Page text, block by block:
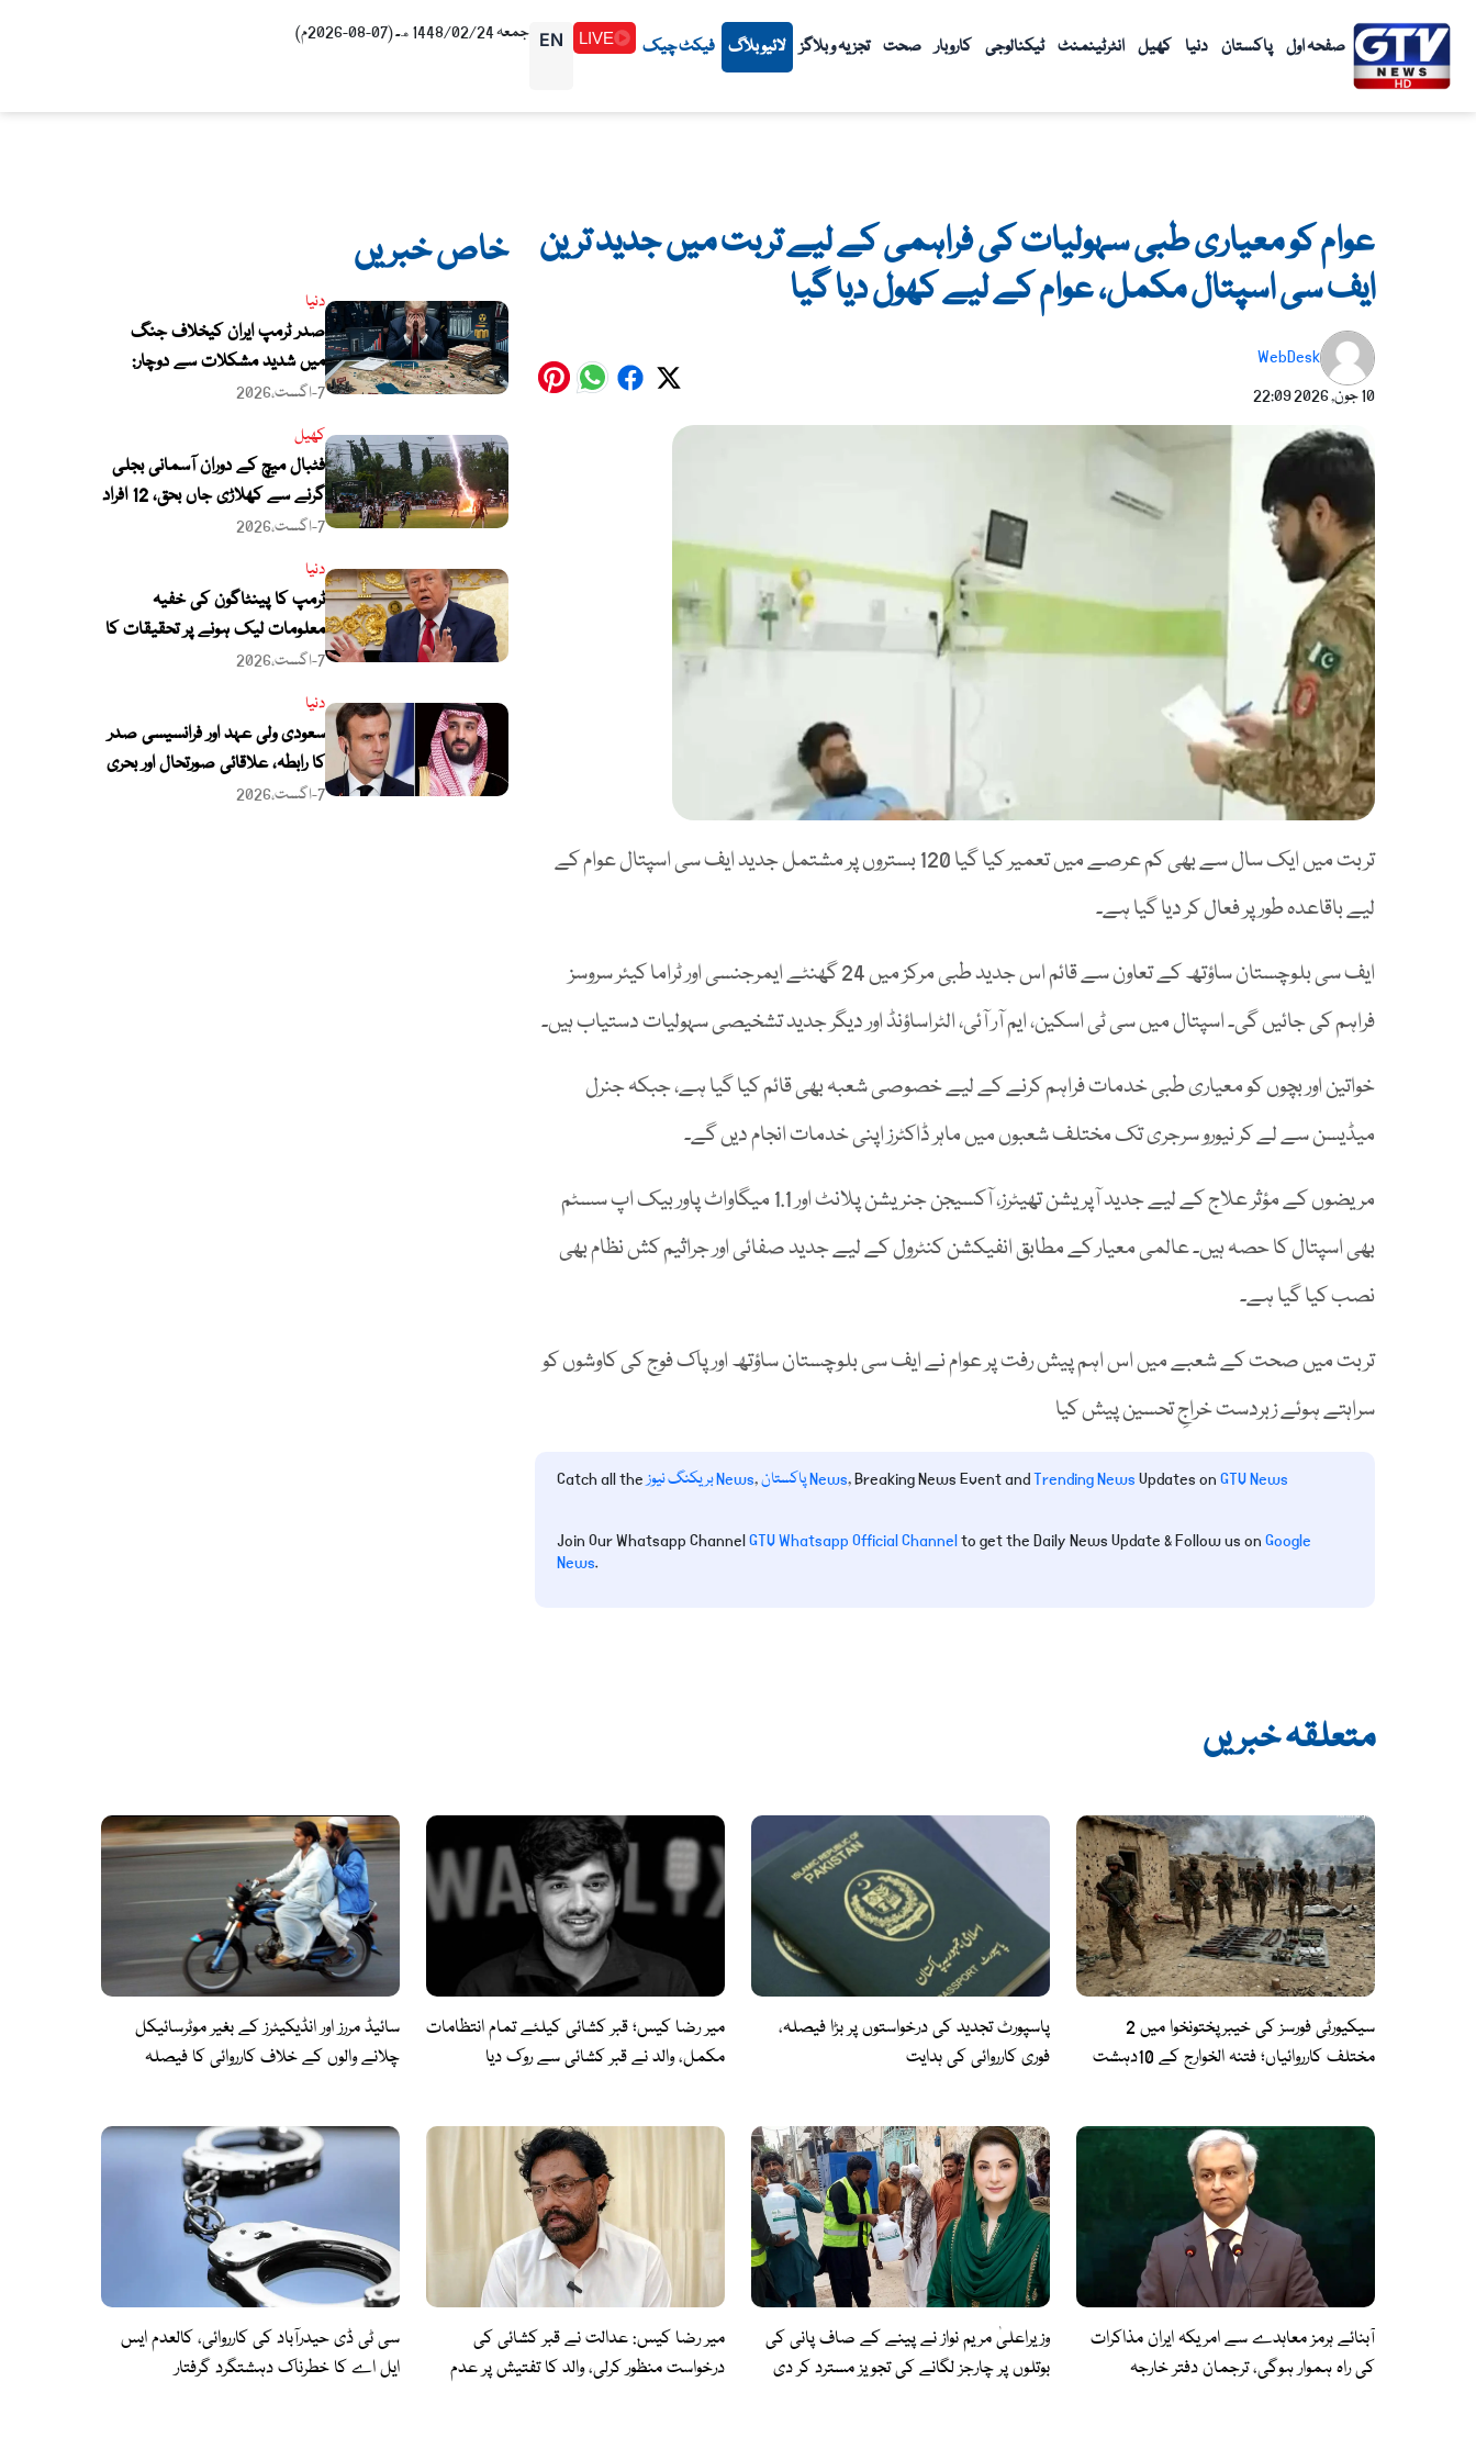
صفحہ اول پاکستان دنیا کھیل انٹرٹینمنٹ ٹیکنالوجی کاروبار صحت تجزیہ و بلاگز لائیو بلاگ فیکٹ چیک LIVE
EN جمعہ 1448/02/24هـ (07-08-2026م)
عوام کو معیاری طبی سہولیات کی فراہمی کے لیے تربت میں جدید ترین
ایف سی اسپتال مکمل، عوام کے لیے کھول دیا گیا
WebDesk
10 جون, 2026
22:09
تربت میں ایک سال سے بھی کم عرصے میں تعمیر کیا گیا 120 بستروں پر مشتمل جدید ایف سی اسپتال عوام کے
لیے باقاعدہ طور پر فعال کر دیا گیا ہے۔
ایف سی بلوچستان ساؤتھ کے تعاون سے قائم اس جدید طبی مرکز میں 24 گھنٹے ایمرجنسی اور ٹراما کیئر سروسز
فراہم کی جائیں گی۔ اسپتال میں سی ٹی اسکین، ایم آر آئی، الٹراساؤنڈ اور دیگر جدید تشخیصی سہولیات دستیاب ہیں۔
خواتین اور بچوں کو معیاری طبی خدمات فراہم کرنے کے لیے خصوصی شعبہ بھی قائم کیا گیا ہے، جبکہ جنرل
میڈیسن سے لے کر نیورو سرجری تک مختلف شعبوں میں ماہر ڈاکٹرز اپنی خدمات انجام دیں گے۔
مریضوں کے مؤثر علاج کے لیے جدید آپریشن تھیٹرز، آکسیجن جنریشن پلانٹ اور 1.1 میگاواٹ پاور بیک اپ سسٹم
بھی اسپتال کا حصہ ہیں۔ عالمی معیار کے مطابق انفیکشن کنٹرول کے لیے جدید صفائی اور جراثیم کش نظام بھی
نصب کیا گیا ہے۔
تربت میں صحت کے شعبے میں اس اہم پیش رفت پر عوام نے ایف سی بلوچستان ساؤتھ اور پاک فوج کی کاوشوں کو
سراہتے ہوئے زبردست خراجِ تحسین پیش کیا
Catch all the بریکنگ نیوز News, پاکستان News, Breaking News Event andTrending NewsUpdates onGTV News
Join Our Whatsapp ChannelGTV Whatsapp Official Channelto get the Daily News Update & Follow us onGoogle
News.
خاص خبریں
دنیا
صدر ٹرمپ ایران کیخلاف جنگ
میں شدید مشکلات سے دوچار:
میڈیا رپورٹ
7-اگست،2026
کھیل
فٹبال میچ کے دوران آسمانی بجلی
گرنے سے کھلاڑی جاں بحق، 12 افراد
زخمی
7-اگست،2026
دنیا
ٹرمپ کا پینٹاگون کی خفیہ
معلومات لیک ہونے پر تحقیقات کا
حکم
7-اگست،2026
دنیا
سعودی ولی عہد اور فرانسیسی صدر
کا رابطہ، علاقائی صورتحال اور بحری
سلامتی پر گفتگو
7-اگست،2026
متعلقہ خبریں
سیکیورٹی فورسز کی خیبرپختونخوا میں 2
مختلف کارروائیاں؛ فتنہ الخوارج کے 10دہشت
پاسپورٹ تجدید کی درخواستوں پر بڑا فیصلہ،
فوری کارروائی کی ہدایت
میر رضا کیس؛ قبر کشائی کیلئے تمام انتظامات
مکمل، والد نے قبر کشائی سے روک دیا
سائیڈ مررز اور انڈیکیٹرز کے بغیر موٹرسائیکل
چلانے والوں کے خلاف کارروائی کا فیصلہ
آبنائے ہرمز معاہدے سے امریکہ ایران مذاکرات
کی راہ ہموار ہوگی، ترجمان دفتر خارجہ
وزیراعلیٰ مریم نواز نے پینے کے صاف پانی کی
بوتلوں پر چارجز لگانے کی تجویز مسترد کر دی
میر رضا کیس: عدالت نے قبر کشائی کی
درخواست منظور کرلی، والد کا تفتیش پر عدم
سی ٹی ڈی حیدرآباد کی کارروائی، کالعدم ایس
ایل اے کا خطرناک دہشتگرد گرفتار